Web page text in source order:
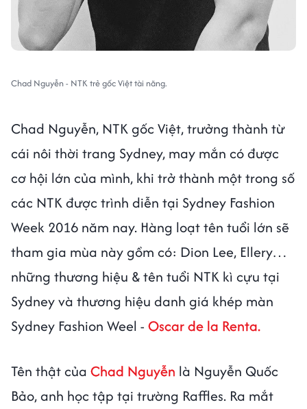
Chad Nguyễn - NTK trẻ gốc Việt tài năng.
Chad Nguyễn, NTK gốc Việt, trưởng thành từ
cái nôi thời trang Sydney, may mắn có được
cơ hội lớn của mình, khi trở thành một trong số
các NTK được trình diễn tại Sydney Fashion
Week 2016 năm nay. Hàng loạt tên tuổi lớn sẽ
tham gia mùa này gồm có: Dion Lee, Ellery…
những thương hiệu & tên tuổi NTK kì cựu tại
Sydney và thương hiệu danh giá khép màn
Sydney Fashion Weel - Oscar de la Renta.
Tên thật của Chad Nguyễn là Nguyễn Quốc
Bảo, anh học tập tại trường Raffles. Ra mắt